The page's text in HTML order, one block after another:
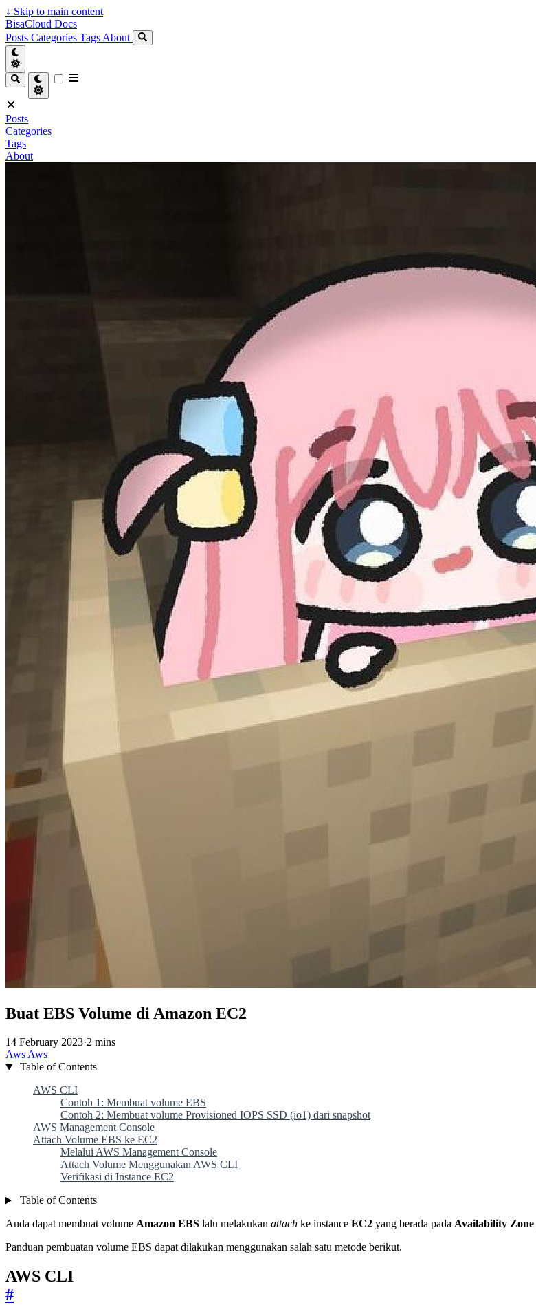
↓ Skip to main content
BisaCloud Docs
Posts Categories Tags About
Posts
Categories
Tags
About
Buat EBS Volume di Amazon EC2
14 February 2023·2 mins
AwsAws
Table of Contents
AWS CLI
Contoh 1: Membuat volume EBS
Contoh 2: Membuat volume Provisioned IOPS SSD (io1) dari snapshot
AWS Management Console
Attach Volume EBS ke EC2
Melalui AWS Management Console
Attach Volume Menggunakan AWS CLI
Verifikasi di Instance EC2
Table of Contents
Anda dapat membuat volume Amazon EBS lalu melakukan attach ke instance EC2 yang berada pada Availability Zone
Panduan pembuatan volume EBS dapat dilakukan menggunakan salah satu metode berikut.
AWS CLI
#